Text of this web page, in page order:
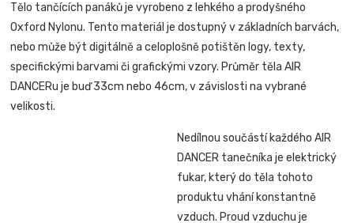
Tělo tančících panáků je vyrobeno z lehkého a prodyšného
Oxford Nylonu. Tento materiál je dostupný v základních barvách,
nebo může být digitálně a celoplošně potištěn logy, texty,
specifickými barvami či grafickými vzory. Průměr těla AIR
DANCERu je buď 33cm nebo 46cm, v závislosti na vybrané
velikosti.
Nedílnou součástí každého AIR
DANCER tanečníka je elektrický
fukar, který do těla tohoto
produktu vhání konstantně
vzduch. Proud vzduchu je